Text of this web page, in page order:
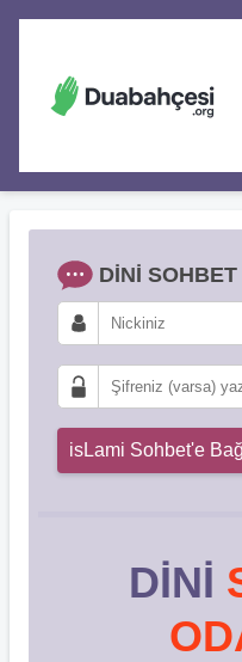
DINI SOHBET
isLami Sohbet'e
DINI